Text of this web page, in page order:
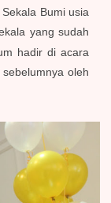
Bumi usia
yang sudah
hadir di acara
oleh